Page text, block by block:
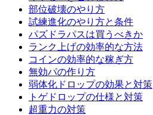
部位破壊のやり方
試練進化のやり方と条件
パズドラパスは買うべきか
ランク上げの効率的な方法
コインの効率的な稼ぎ方
無効パの作り方
弱体化ドロップの効果と対策
トゲドロップの仕様と対策
超重力の対策